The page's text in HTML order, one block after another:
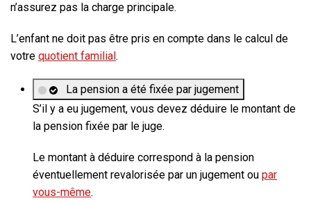
n’assurez pas la charge principale.
L’enfant ne doit pas être pris en compte dans le calcul de
votre quotient familial .
La pension a été fixée par jugement
S’il y a eu jugement, vous devez déduire le montant de
la pension fixée par le juge.
Le montant à déduire correspond à la pension
éventuellement revalorisée par un jugement ou par
vous-même.